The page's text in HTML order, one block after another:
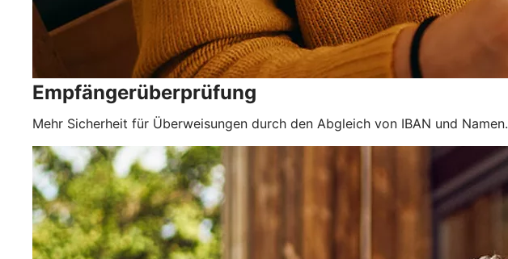
Empfängerüberprüfung
Mehr Sicherheit für Überweisungen durch den Abgleich von IBAN und Namen.